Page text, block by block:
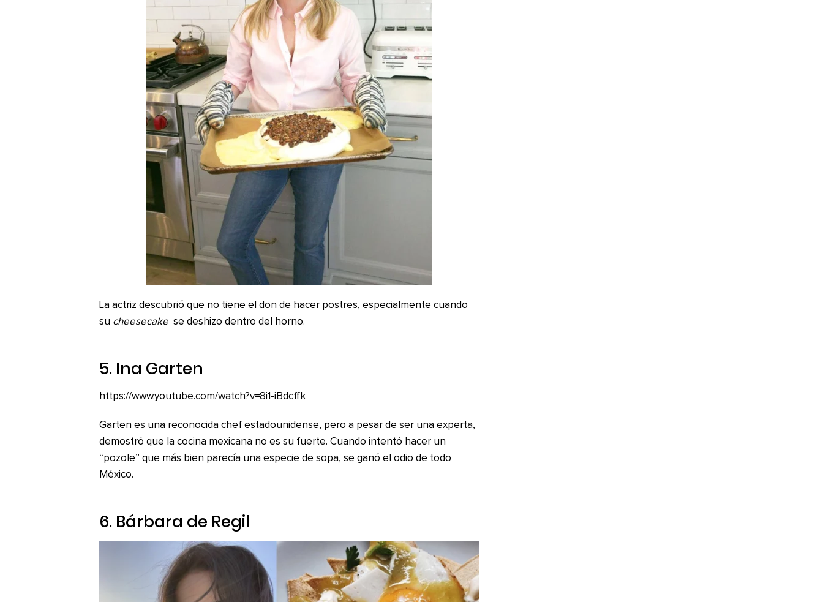
La actriz descubrió que no tiene el don de hacer postres, especialmente cuando
su cheesecake se deshizo dentro del horno.
5. Ina Garten
https://www.youtube.com/watch?v=8i1-iBdcffk
Garten es una reconocida chef estadounidense, pero a pesar de ser una experta,
demostró que la cocina mexicana no es su fuerte. Cuando intentó hacer un
“pozole” que más bien parecía una especie de sopa, se ganó el odio de todo
México.
6. Bárbara de Regil